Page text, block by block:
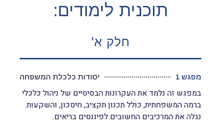
תוכנית לימודים:
חלק א'
מפגש 1 יסודות כלכלת המשפחה
במפגש זה נלמד את העקרונות הבסיסיים של ניהול כלכלי
ברמה המשפחתית, כולל תכנון תקציב, חיסכון, והשקעות.
נגלה את המרכיבים החשובים לפיננסים בריאים.